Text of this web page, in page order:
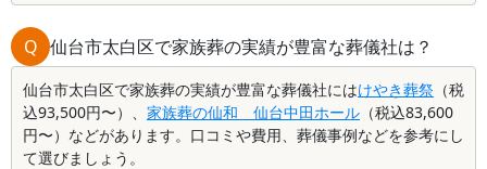
Q 仙台市太白区で家族葬の実績が豊富な葬儀社は？
仙台市太白区で家族葬の実績が豊富な葬儀社にはけやき葬祭 （税
込93,500円〜）、 家族葬の仙和 仙台中田ホール （税込83,600
円〜）などがあります。口コミや費用、葬儀事例などを参考にし
て選びましょう。